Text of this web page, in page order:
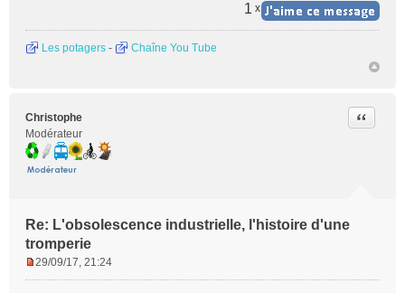
1 x
Les potagers - Chaîne You Tube
Christophe
Modérateur
Re: L'obsolescence industrielle, l'histoire d'une
tromperie
Citer
29/09/17, 21:24